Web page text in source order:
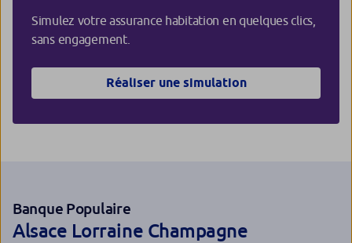
Simulez votre assurance habitation en quelques clics,
sans engagement.
Réaliser une simulation
Banque Populaire
Alsace Lorraine Champagne